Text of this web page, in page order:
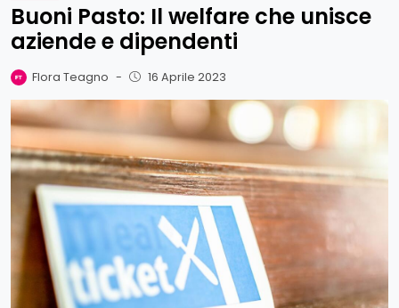
Buoni Pasto: Il welfare che unisce
aziende e dipendenti
Flora Teagno - 16 Aprile 2023